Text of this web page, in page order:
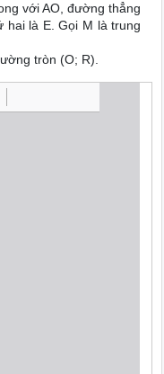
với AO, đường thẳng
hai là E. Gọi M là trung
tròn (O; R).